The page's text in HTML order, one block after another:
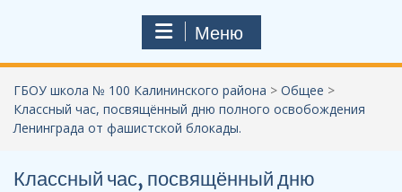
Меню
ГБОУ школа № 100 Калининского района > Общее >
Классный час, посвящённый дню полного освобождения
Ленинграда от фашистской блокады.
Классный час, посвящённый дню